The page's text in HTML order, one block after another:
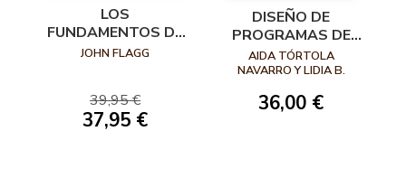
LOS
FUNDAMENTOS DE
LA FUERZA
JOHN FLAGG
39,95 €
37,95 €
DISEÑO DE
PROGRAMAS DE
EJERCICIO FÍSICO
EN POBLACIÓN
AIDA TÓRTOLA
NAVARRO Y LIDIA B.
36,00 €